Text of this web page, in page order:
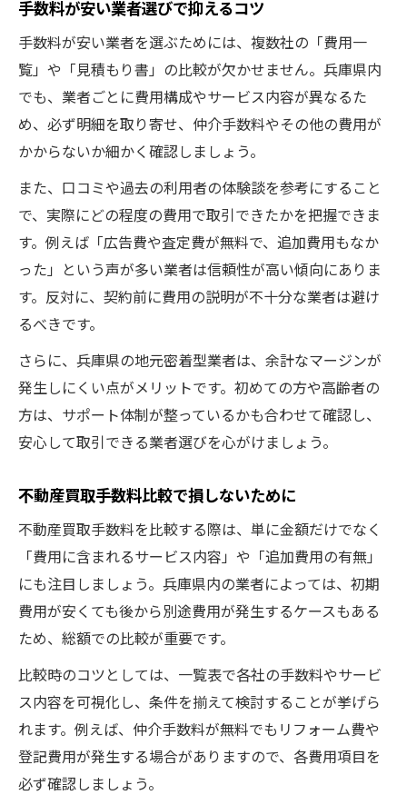
手数料が安い業者選びで抑えるコツ
手数料が安い業者を選ぶためには、複数社の「費用一
覧」や「見積もり書」の比較が欠かせません。兵庫県内
でも、業者ごとに費用構成やサービス内容が異なるた
め、必ず明細を取り寄せ、仲介手数料やその他の費用が
かからないか細かく確認しましょう。
また、口コミや過去の利用者の体験談を参考にすること
で、実際にどの程度の費用で取引できたかを把握できま
す。例えば「広告費や査定費が無料で、追加費用もなか
った」という声が多い業者は信頼性が高い傾向にありま
す。反対に、契約前に費用の説明が不十分な業者は避け
るべきです。
さらに、兵庫県の地元密着型業者は、余計なマージンが
発生しにくい点がメリットです。初めての方や高齢者の
方は、サポート体制が整っているかも合わせて確認し、
安心して取引できる業者選びを心がけましょう。
不動産買取手数料比較で損しないために
不動産買取手数料を比較する際は、単に金額だけでなく
「費用に含まれるサービス内容」や「追加費用の有無」
にも注目しましょう。兵庫県内の業者によっては、初期
費用が安くても後から別途費用が発生するケースもある
ため、総額での比較が重要です。
比較時のコツとしては、一覧表で各社の手数料やサービ
ス内容を可視化し、条件を揃えて検討することが挙げら
れます。例えば、仲介手数料が無料でもリフォーム費や
登記費用が発生する場合がありますので、各費用項目を
必ず確認しましょう。